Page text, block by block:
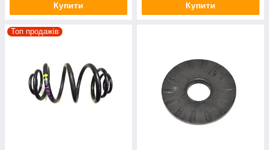
Купити Купити
Топ продажів